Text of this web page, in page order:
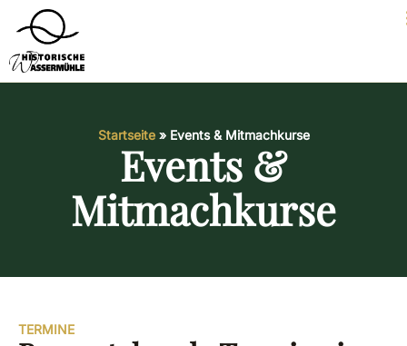
Startseite» Events & Mitmachkurse
Events &
Mitmachkurse
TERMINE